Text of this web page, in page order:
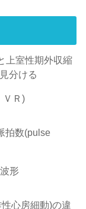
上室性期外収縮
分ける
ＶＲ)
拍数(pulse
形
心房細動)の違